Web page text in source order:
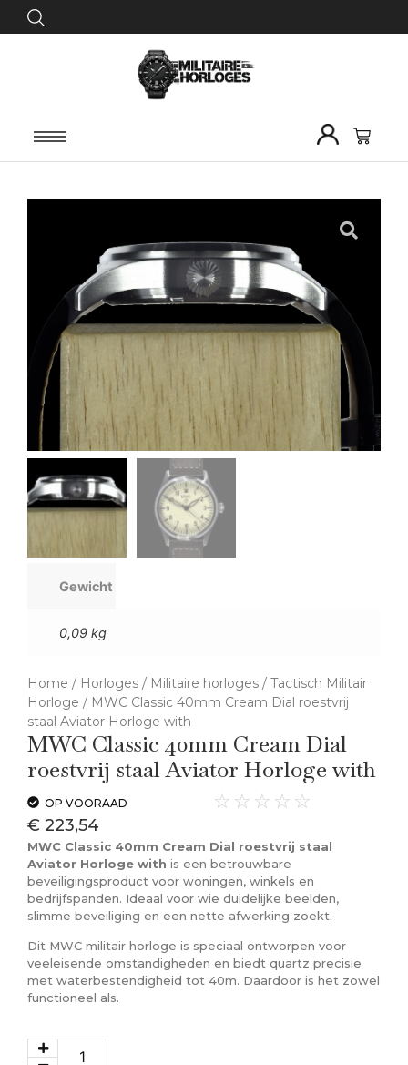
Gewicht
0,09 kg
Home / Horloges / Militaire horloges / Tactisch Militair
Horloge / MWC Classic 40mm Cream Dial roestvrij
staal Aviator Horloge with
MWC Classic 40mm Cream Dial
roestvrij staal Aviator Horloge with
OP VOORAAD ☆ ☆ ☆ ☆ ☆
€ 223,54
MWC Classic 40mm Cream Dial roestvrij staal
Aviator Horloge with is een betrouwbare
beveiligingsproduct voor woningen, winkels en
bedrijfspanden. Ideaal voor wie duidelijke beelden,
slimme beveiliging en een nette afwerking zoekt.
Dit MWC militair horloge is speciaal ontworpen voor
veeleisende omstandigheden en biedt quartz precisie
met waterbestendigheid tot 40m. Daardoor is het zowel
functioneel als.